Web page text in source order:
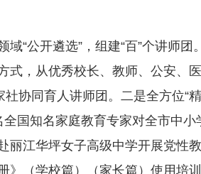
“公开遴选”，组建“百”个讲师团
式，从优秀校长、教师、公安、
社协同育人讲师团。二是全方位“
全国知名家庭教育专家对全市中
丽江华坪女子高级中学开展党性
》（学校篇）（家长篇）使用培